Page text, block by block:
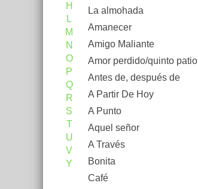
H
L
M
N
O
P
Q
R
S
T
U
V
Y
La almohada
Amanecer
Amigo Maliante
Amor perdido/quinto patio
Antes de, después de
A Partir De Hoy
A Punto
Aquel señor
A Través
Bonita
Café